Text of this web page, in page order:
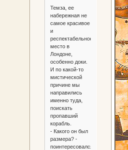
Темза, ее
набережная не
самое красивое
и
респектабельное
место в
Лондоне,
особенно доки.
И по какой-то
мистической
причине мы
направились
именно туда,
поискать
пропавший
корабль.
- Какого он был
размера? -
поинтересовался